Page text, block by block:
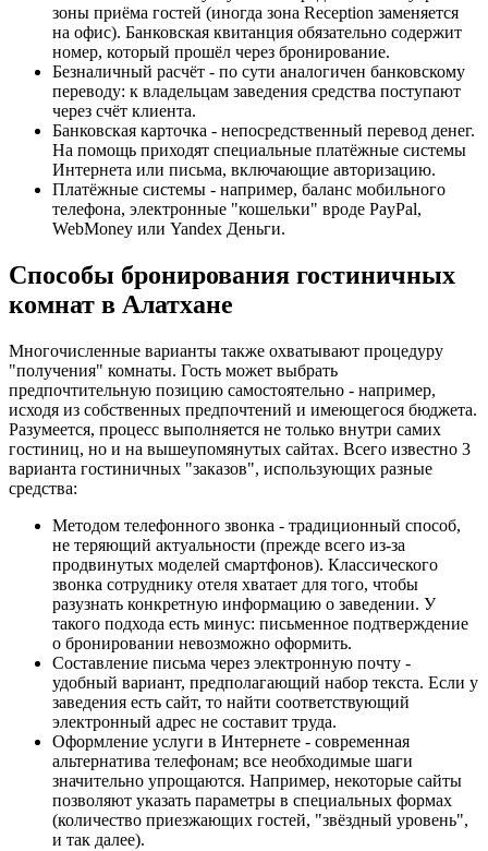
зоны приёма гостей (иногда зона Reception заменяется
на офис). Банковская квитанция обязательно содержит
номер, который прошёл через бронирование.
Безналичный расчёт - по сути аналогичен банковскому
переводу: к владельцам заведения средства поступают
через счёт клиента.
Банковская карточка - непосредственный перевод денег.
На помощь приходят специальные платёжные системы
Интернета или письма, включающие авторизацию.
Платёжные системы - например, баланс мобильного
телефона, электронные "кошельки" вроде PayPal,
WebMoney или Yandex Деньги.
Способы бронирования гостиничных
комнат в Алатхане
Многочисленные варианты также охватывают процедуру
"получения" комнаты. Гость может выбрать
предпочтительную позицию самостоятельно - например,
исходя из собственных предпочтений и имеющегося бюджета.
Разумеется, процесс выполняется не только внутри самих
гостиниц, но и на вышеупомянутых сайтах. Всего известно 3
варианта гостиничных "заказов", использующих разные
средства:
Методом телефонного звонка - традиционный способ,
не теряющий актуальности (прежде всего из-за
продвинутых моделей смартфонов). Классического
звонка сотруднику отеля хватает для того, чтобы
разузнать конкретную информацию о заведении. У
такого подхода есть минус: письменное подтверждение
о бронировании невозможно оформить.
Составление письма через электронную почту -
удобный вариант, предполагающий набор текста. Если у
заведения есть сайт, то найти соответствующий
электронный адрес не составит труда.
Оформление услуги в Интернете - современная
альтернатива телефонам; все необходимые шаги
значительно упрощаются. Например, некоторые сайты
позволяют указать параметры в специальных формах
(количество приезжающих гостей, "звёздный уровень",
и так далее).